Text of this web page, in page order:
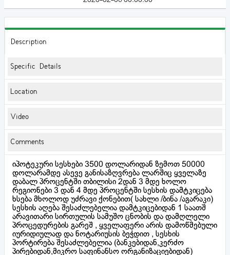
Description
Specific Details
Location
Video
Comments
იპოტეკური სესხები 3500 დოლარიდან ზემოთ 50000
დოლარამდე ასევე განისაზღვრება ლარშიც ყველაზე
დაბალ პროცენტში თბილისი 2დან 3 მდე ხოლო
რეგიონები 3 დან 4 მდე პროცენტში სესხის დამტკიცება
ხსება მხოლოდ უძრავი ქონებით( სახლი /ბინა /აგარაკი)
სესხის აღება შესაძლებელია დამტკიცებიდან 1 საათშ
არავითარი სირთულის სამუშო ცნობის და დამღლელი
პროცედურების გარეშ , ყველაფერი არის დამოწმებული
იურიდიულად და ნოტარიუსის ბეჭდით , სესხის
პორტირება შესაძლებელია (ბანკებიდან,კერძო
პირებიდან,მიკრო საფინანსო ორგანიზაციებიდან)